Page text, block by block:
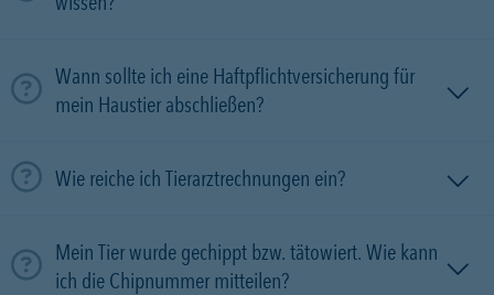
Wann sollte ich eine Haftpflichtversicherung für
mein Haustier abschließen?
Wie reiche ich Tierarztrechnungen ein?
Mein Tier wurde gechippt bzw. tätowiert. Wie kann
ich die Chipnummer mitteilen?